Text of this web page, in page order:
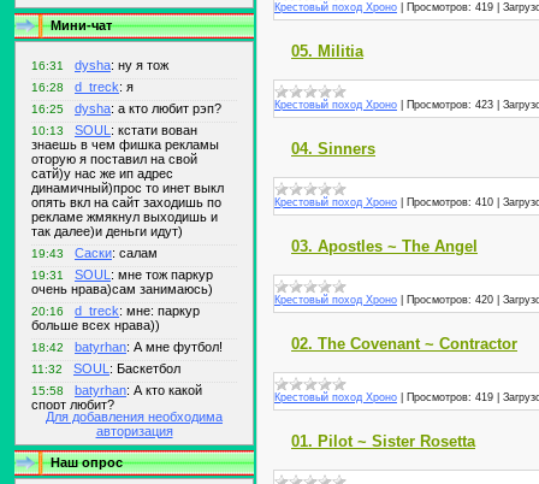
Мини-чат
Для добавления необходима
авторизация
Наш опрос
Крестовый поход Хроно Просмотров: 419
05. Militia
Крестовый поход Хроно Просмотров: 423
04. Sinners
Крестовый поход Хроно Просмотров: 410
03. Apostles ~ The Angel
Крестовый поход Хроно Просмотров: 420
02. The Covenant ~ Contractor
Крестовый поход Хроно Просмотров: 419
01. Pilot ~ Sister Rosetta